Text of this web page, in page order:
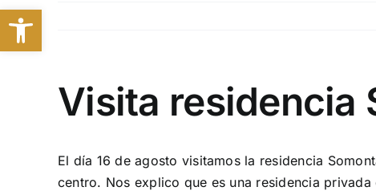
Abrir barra de herramientas
Visita residencia
El día 16 de agosto visitamos la residencia
centro. Nos explico que es una residencia